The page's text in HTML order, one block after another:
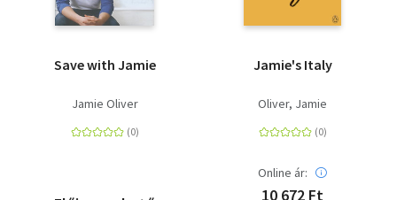
Save with Jamie
Jamie Oliver
Jamie's Italy
Oliver, Jamie
Online ár:
10 672 Ft